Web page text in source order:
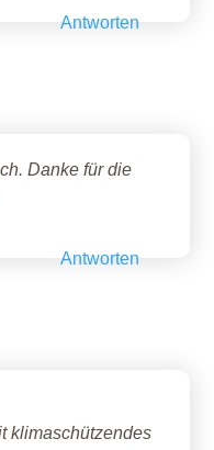
Antworten
Danke für die
Antworten
klimaschützendes